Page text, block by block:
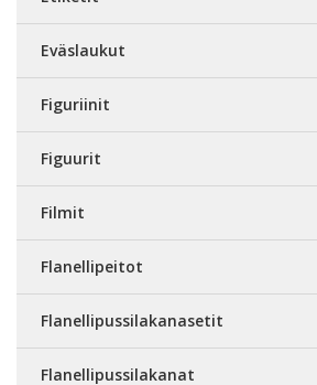
Eväslaukut
Figuriinit
Figuurit
Filmit
Flanellipeitot
Flanellipussilakanasetit
Flanellipussilakanat